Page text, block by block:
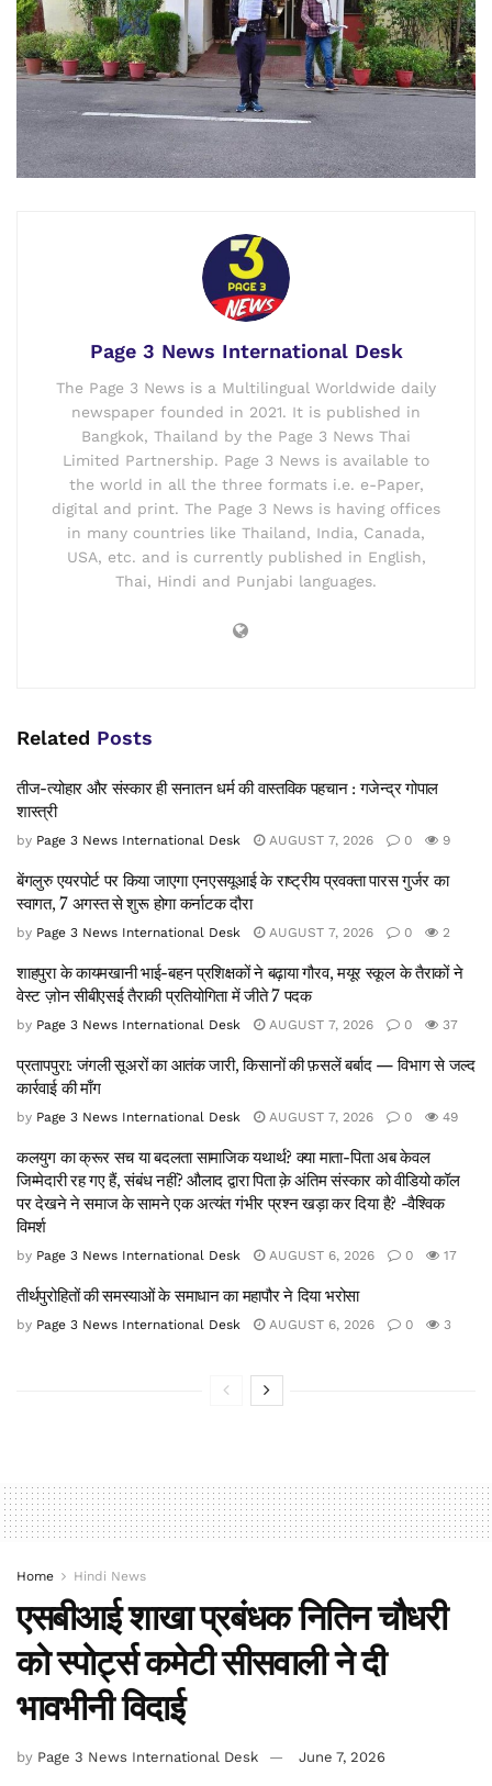
Page 3 News International Desk
The Page 3 News is a Multilingual Worldwide daily
newspaper founded in 2021. It is published in
Bangkok, Thailand by the Page 3 News Thai
Limited Partnership. Page 3 News is available to
the world in all the three formats i.e. e-Paper,
digital and print. The Page 3 News is having offices
in many countries like Thailand, India, Canada,
USA, etc. and is currently published in English,
Thai, Hindi and Punjabi languages.
Related Posts
तीज-त्योहार और संस्कार ही सनातन धर्म की वास्तविक पहचान : गजेन्द्र गोपाल
शास्त्री
by Page 3 News International Desk AUGUST 7, 2026 0 9
बेंगलुरु एयरपोर्ट पर किया जाएगा एनएसयूआई के राष्ट्रीय प्रवक्ता पारस गुर्जर का
स्वागत, 7 अगस्त से शुरू होगा कर्नाटक दौरा
by Page 3 News International Desk AUGUST 7, 2026 0 2
शाहपुरा के कायमखानी भाई-बहन प्रशिक्षकों ने बढ़ाया गौरव, मयूर स्कूल के तैराकों ने
वेस्ट ज़ोन सीबीएसई तैराकी प्रतियोगिता में जीते 7 पदक
by Page 3 News International Desk AUGUST 7, 2026 0 37
प्रतापपुरा: जंगली सूअरों का आतंक जारी, किसानों की फ़सलें बर्बाद — विभाग से जल्द
कार्रवाई की माँग
by Page 3 News International Desk AUGUST 7, 2026 0 49
कलयुग का क्रूर सच या बदलता सामाजिक यथार्थ? क्या माता-पिता अब केवल
जिम्मेदारी रह गए हैं, संबंध नहीं? औलाद द्वारा पिता क़े अंतिम संस्कार को वीडियो कॉल
पर देखने ने समाज के सामने एक अत्यंत गंभीर प्रश्न खड़ा कर दिया है? -वैश्विक
विमर्श
by Page 3 News International Desk AUGUST 6, 2026 0 17
तीर्थपुरोहितों की समस्याओं के समाधान का महापौर ने दिया भरोसा
by Page 3 News International Desk AUGUST 6, 2026 0 3
Home Hindi News
एसबीआई शाखा प्रबंधक नितिन चौधरी
को स्पोर्ट्स कमेटी सीसवाली ने दी
भावभीनी विदाई
by Page 3 News International Desk June 7, 2026